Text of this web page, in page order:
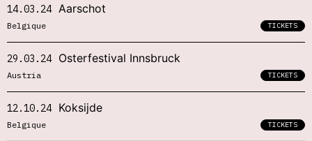
14.03.24 Aarschot
Belgique TICKETS
29.03.24 Osterfestival Innsbruck
Austria TICKETS
12.10.24 Koksijde
Belgique TICKETS